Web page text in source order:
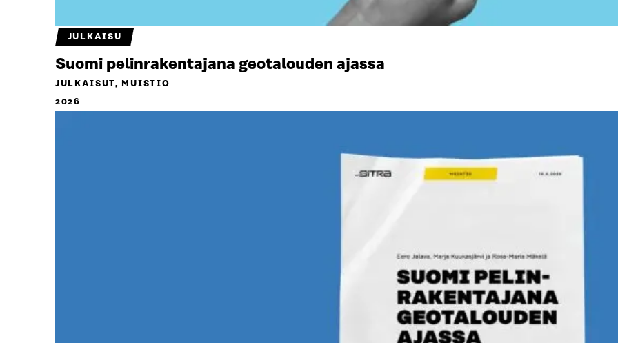
JULKAISU
Suomi pelinrakentajana geotalouden ajassa
JULKAISUT, MUISTIO
2026